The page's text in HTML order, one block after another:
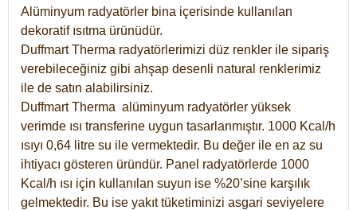
Alüminyum radyatörler bina içerisinde kullanılan
dekoratif ısıtma ürünüdür.
Duffmart Therma radyatörlerimizi düz renkler ile sipariş
verebileceğiniz gibi ahşap desenli natural renklerimiz
ile de satın alabilirsiniz.
Duffmart Therma alüminyum radyatörler yüksek
verimde ısı transferine uygun tasarlanmıştır. 1000 Kcal/h
ısıyı 0,64 litre su ile vermektedir. Bu değer ile en az su
ihtiyacı gösteren üründür. Panel radyatörlerde 1000
Kcal/h ısı için kullanılan suyun ise %20’sine karşılık
gelmektedir. Bu ise yakıt tüketiminizi asgari seviyelere